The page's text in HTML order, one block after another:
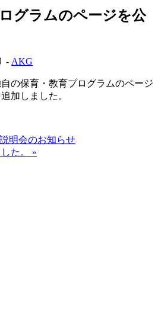
グラムのページを公
- AKG
の保育・教育プログラムのページ
加しました。
明会のお知らせ
た。 »